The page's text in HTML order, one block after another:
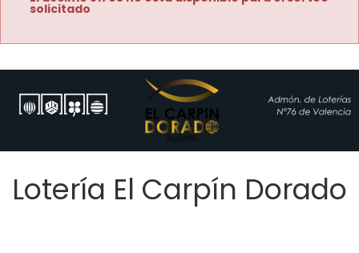
solicitado
Lotería El Carpín Dorado